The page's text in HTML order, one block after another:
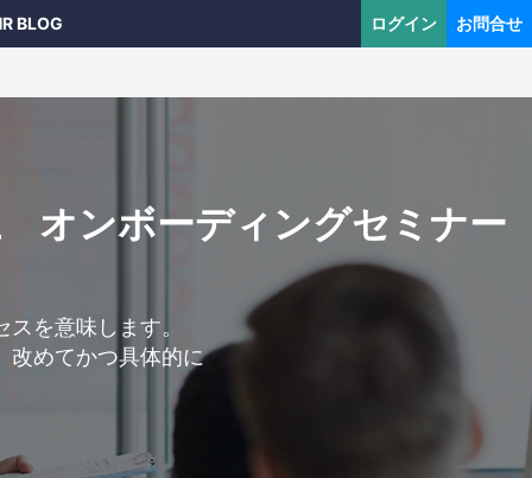
BLOG ログイン お問合せ
オンボーディングセミナー
を意味します。
改めてかつ具体的に